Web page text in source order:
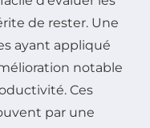
de rester. Une
ayant appliqué
notable
Ces
par une